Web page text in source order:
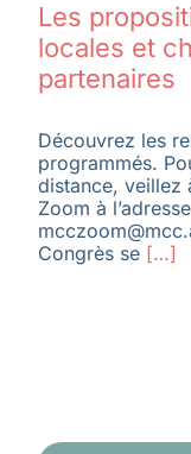
Les
locales et
partenaires
Découvrez les
programmés.
distance, veillez
Zoom à l’adresse
Congrès se[…]